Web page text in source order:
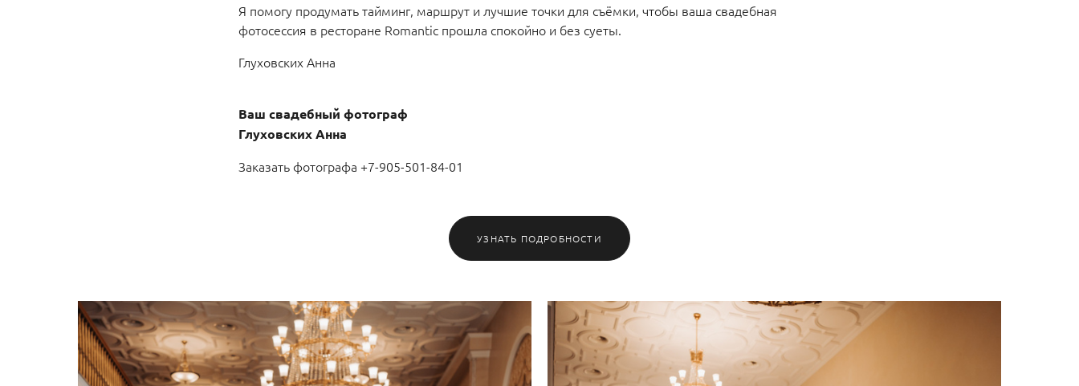
Я помогу продумать тайминг, маршрут и лучшие точки для съёмки, чтобы ваша свадебная
фотосессия в ресторане Romantic прошла спокойно и без суеты.
Глуховских Анна
Ваш свадебный фотограф
Глуховских Анна
Заказать фотографа +7-905-501-84-01
УЗНАТЬ ПОДРОБНОСТИ